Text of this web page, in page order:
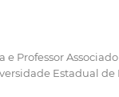
e Professor
Estadual de